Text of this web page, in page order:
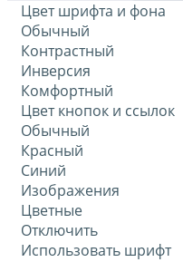
Цвет шрифта и фона
Обычный
Контрастный
Инверсия
Комфортный
Цвет кнопок и ссылок
Обычный
Красный
Синий
Изображения
Цветные
Отключить
Использовать шрифт